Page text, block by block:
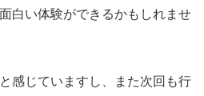
白い体験ができるかもしれませ
感じていますし、また次回も行